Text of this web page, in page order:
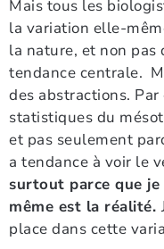
Mais tous les
la variation elle-
la nature, et non pas
tendance centrale.
des abstractions.
statistiques du
et pas seulement
a tendance à voir le
surtout parce que
même est la réalité.
place dans cette